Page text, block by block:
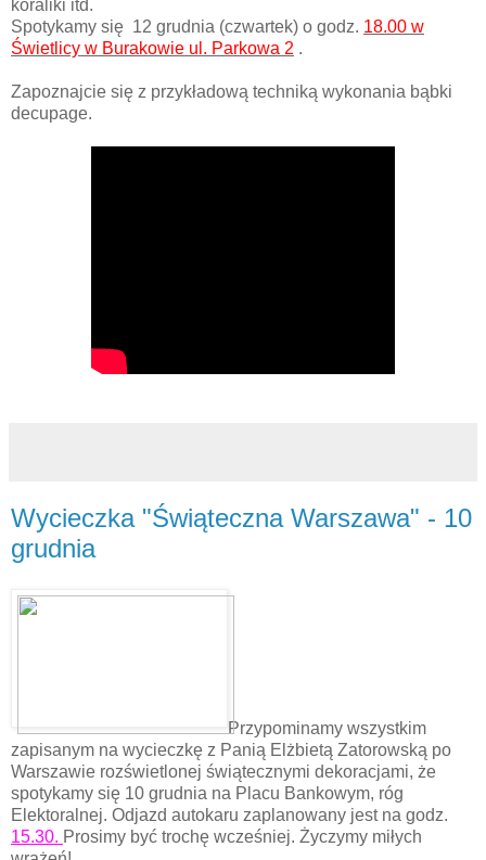
koraliki itd.
Spotykamy się 12 grudnia (czwartek) o godz. 18.00 w
Świetlicy w Burakowie ul. Parkowa 2 .
Zapoznajcie się z przykładową techniką wykonania bąbki
decupage.
Wycieczka "Świąteczna Warszawa" - 10
grudnia
Przypominamy wszystkim
zapisanym na wycieczkę z Panią Elżbietą Zatorowską po
Warszawie rozświetlonej świątecznymi dekoracjami, że
spotykamy się 10 grudnia na Placu Bankowym, róg
Elektoralnej. Odjazd autokaru zaplanowany jest na godz.
15.30. Prosimy być trochę wcześniej. Życzymy miłych